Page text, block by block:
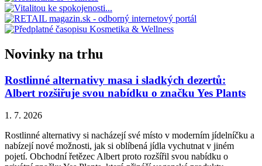
Novinky na trhu
Rostlinné alternativy masa i sladkých dezertů:
Albert rozšiřuje svou nabídku o značku Yes Plants
1. 7. 2026
Rostlinné alternativy si nacházejí své místo v moderním jídelníčku a
nabízejí nové možnosti, jak si oblíbená jídla vychutnat v jiném
pojetí. Obchodní řetězec Albert proto rozšířil svou nabídku o